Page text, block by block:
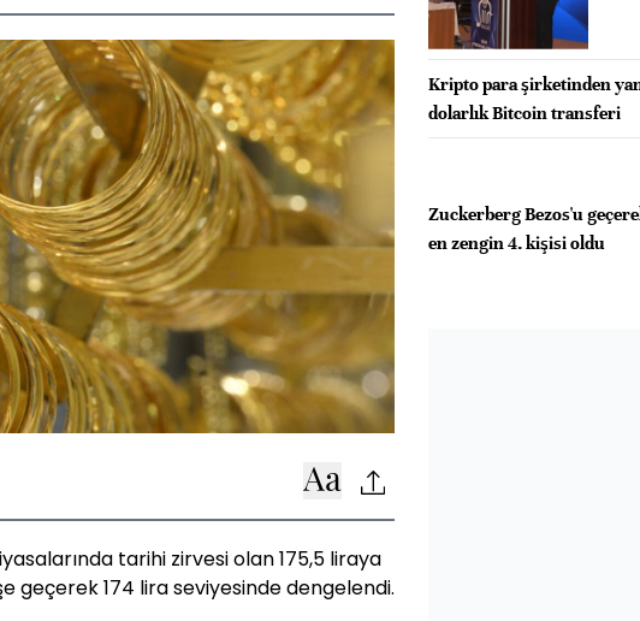
tarihi zirvesi olan 175,5 liraya
geçerek 174 lira seviyesinde dengelendi.
Kripto para şirketinden
dolarlık Bitcoin transferi
Zuckerberg Bezos'u
en zengin 4. kişisi oldu